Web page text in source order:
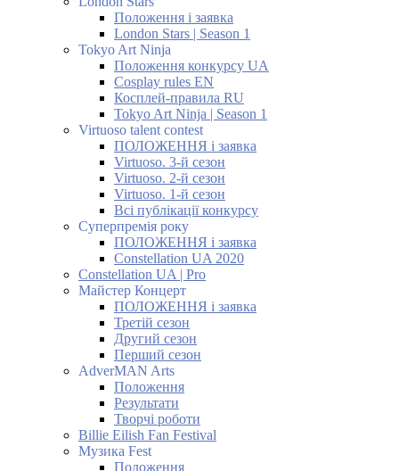
Положення і заявка
London Stars | Season 1
Tokyo Art Ninja
Положення конкурсу UA
Cosplay rules EN
Косплей-правила RU
Tokyo Art Ninja | Season 1
Virtuoso talent contest
ПОЛОЖЕННЯ і заявка
Virtuoso. 3-й сезон
Virtuoso. 2-й сезон
Virtuoso. 1-й сезон
Всі публікації конкурсу
Суперпремія року
ПОЛОЖЕННЯ і заявка
Constellation UA 2020
Constellation UA | Pro
Майстер Концерт
ПОЛОЖЕННЯ і заявка
Третій сезон
Другий сезон
Перший сезон
AdverMAN Arts
Положення
Результати
Творчі роботи
Billie Eilish Fan Festival
Музика Fest
Положення